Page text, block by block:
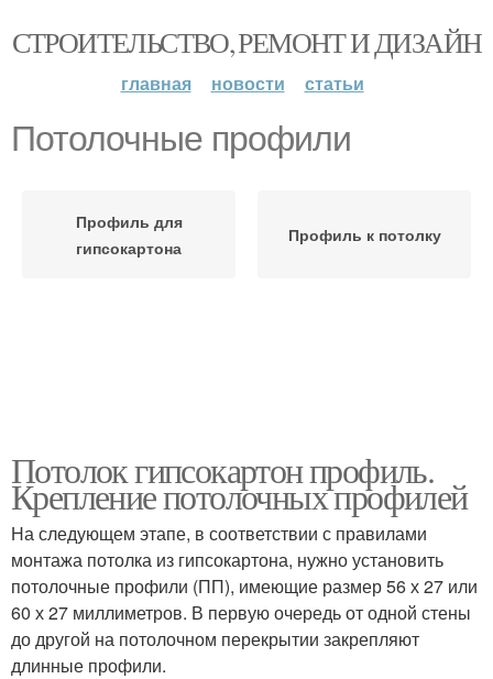
СТРОИТЕЛЬСТВО, РЕМОНТ И ДИЗАЙН
главная новости статьи
Потолочные профили
Профиль для
гипсокартона
Профиль к потолку
Потолок гипсокартон профиль.
Крепление потолочных профилей
На следующем этапе, в соответствии с правилами
монтажа потолка из гипсокартона, нужно установить
потолочные профили (ПП), имеющие размер 56 х 27 или
60 х 27 миллиметров. В первую очередь от одной стены
до другой на потолочном перекрытии закрепляют
длинные профили.